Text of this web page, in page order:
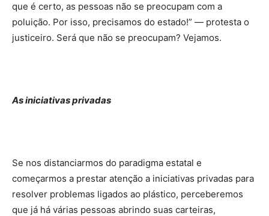
que é certo, as pessoas não se preocupam com a
poluição. Por isso, precisamos do estado!” — protesta o
justiceiro. Será que não se preocupam? Vejamos.
As iniciativas privadas
Se nos distanciarmos do paradigma estatal e
começarmos a prestar atenção a iniciativas privadas para
resolver problemas ligados ao plástico, perceberemos
que já há várias pessoas abrindo suas carteiras,